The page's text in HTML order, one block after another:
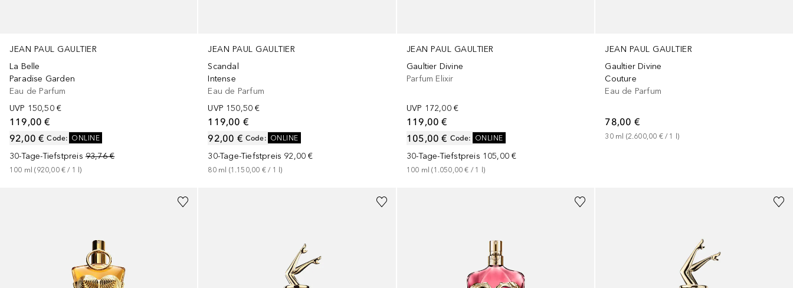
JEAN PAUL GAULTIER
La Belle
Paradise Garden
Eau de Parfum
UVP 150,50 €
119,00 €
Code: ONLINE
92,00 €
30-Tage-Tiefstpreis 93,76 €
100 ml (920,00 € / 1 l)
JEAN PAUL GAULTIER
Scandal
Intense
Eau de Parfum
UVP 150,50 €
119,00 €
Code: ONLINE
92,00 €
30-Tage-Tiefstpreis 92,00 €
80 ml (1.150,00 € / 1 l)
JEAN PAUL GAULTIER
Gaultier Divine
Parfum Elixir
UVP 172,00 €
119,00 €
Code: ONLINE
105,00 €
30-Tage-Tiefstpreis 105,00 €
100 ml (1.050,00 € / 1 l)
JEAN PAUL GAULTIER
Gaultier Divine
Couture
Eau de Parfum
78,00 €
30 ml (2.600,00 € / 1 l)
3 Größen 2Größen 2 Größen